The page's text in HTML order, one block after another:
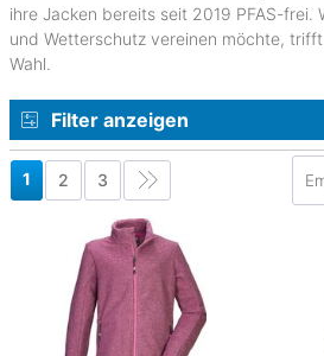
ihre Jacken bereits seit 2019 PFAS-frei.
und Wetterschutz vereinen möchte,
Wahl.
Filter anzeigen
1 2 3